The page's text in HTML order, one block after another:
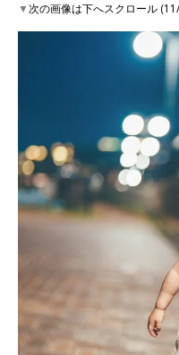
▼次の画像は下へスクロール